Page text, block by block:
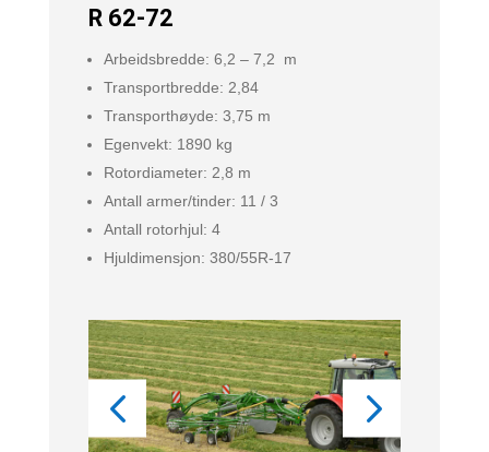
R 62-72
Arbeidsbredde: 6,2 – 7,2 m
Transportbredde: 2,84
Transporthøyde: 3,75 m
Egenvekt: 1890 kg
Rotordiameter: 2,8 m
Antall armer/tinder: 11 / 3
Antall rotorhjul: 4
Hjuldimensjon: 380/55R-17